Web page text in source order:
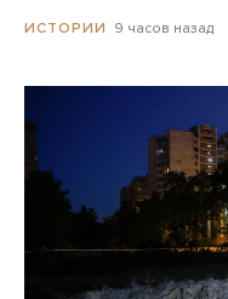
ИСТОРИИ 9 часов назад